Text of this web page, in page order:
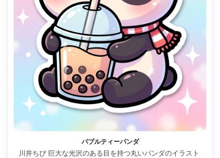
バブルティーパンダ
川井ちび 巨大な光沢のある目を持つ丸いパンダのイラスト